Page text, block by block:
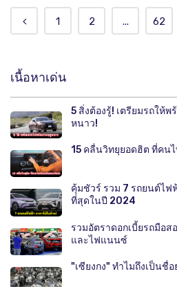
1 2 ... 62
เนื้อหาเด่น
5 สิ่งต้องรู้! เตรียมรถให้
หนาว!
15 คลื่นวิทยุยอดฮิต ที่คน
คุ้มชัวร์ รวม 7 รถยนต์ไฟ
ที่สุดในปี 2024
รวมอัตราดอกเบี้ยรถมือส
และไฟแนนซ์
"เซียงกง" ทำไมถึงเป็นชื่